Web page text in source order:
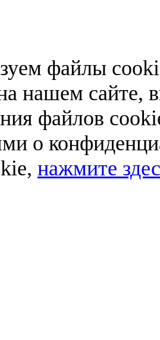
файлы
нашем сайте,
файлов
о
нажмите